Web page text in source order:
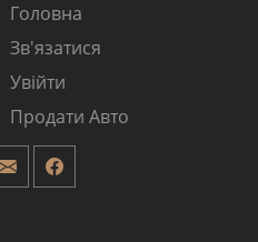
Головна
Зв'язатися
Увійти
Продати Авто